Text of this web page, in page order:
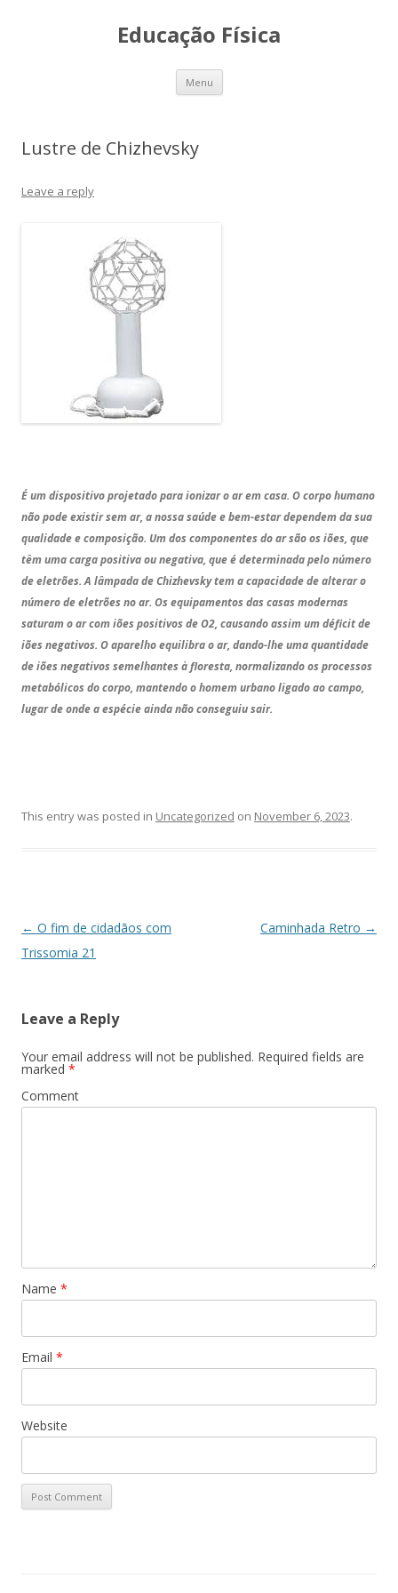
Educação Física
Menu Skip
content
Lustre de Chizhevsky
Leave a reply
É um dispositivo projetado para ionizar o ar em casa. O corpo humano
não pode existir sem ar, a nossa saúde e bem-estar dependem da sua
qualidade e composição. Um dos componentes do ar são os iões, que
têm uma carga positiva ou negativa, que é determinada pelo número
de eletrões. A lâmpada de Chizhevsky tem a capacidade de alterar o
número de eletrões no ar. Os equipamentos das casas modernas
saturam o ar com iões positivos de O2, causando assim um déficit de
iões negativos. O aparelho equilibra o ar, dando-lhe uma quantidade
de iões negativos semelhantes à floresta, normalizando os processos
metabólicos do corpo, mantendo o homem urbano ligado ao campo,
lugar de onde a espécie ainda não conseguiu sair.
This entry was posted in Uncategorized on November 6, 2023.
Post
navigation
← O fim de cidadãos com
Trissomia 21
Caminhada Retro →
Leave a Reply
Your email address will not be published. Required fields are
marked *
Comment
Name *
Email *
Website